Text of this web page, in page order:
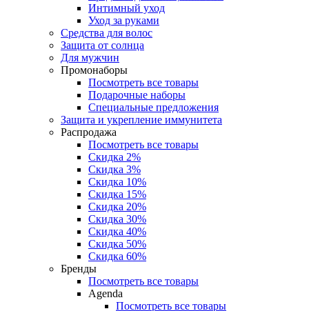
Интимный уход
Уход за руками
Средства для волос
Защита от солнца
Для мужчин
Промонаборы
Посмотреть все товары
Подарочные наборы
Специальные предложения
Защита и укрепление иммунитета
Распродажа
Посмотреть все товары
Скидка 2%
Скидка 3%
Скидка 10%
Скидка 15%
Скидка 20%
Скидка 30%
Скидка 40%
Скидка 50%
Скидка 60%
Бренды
Посмотреть все товары
Agenda
Посмотреть все товары